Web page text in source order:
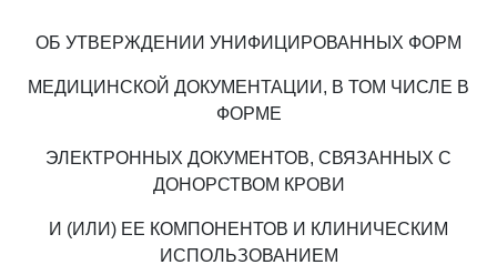
ОБ УТВЕРЖДЕНИИ УНИФИЦИРОВАННЫХ ФОРМ
МЕДИЦИНСКОЙ ДОКУМЕНТАЦИИ, В ТОМ ЧИСЛЕ В
ФОРМЕ
ЭЛЕКТРОННЫХ ДОКУМЕНТОВ, СВЯЗАННЫХ С
ДОНОРСТВОМ КРОВИ
И (ИЛИ) ЕЕ КОМПОНЕНТОВ И КЛИНИЧЕСКИМ
ИСПОЛЬЗОВАНИЕМ